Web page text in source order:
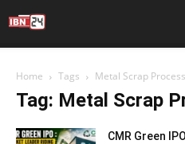
Home Tags Metal Scrap
Tag: Metal Scrap
CMR Green